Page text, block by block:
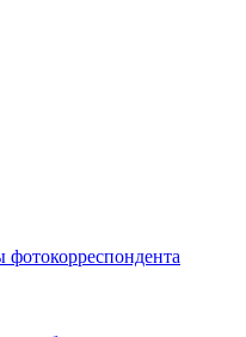
фотокорреспондента